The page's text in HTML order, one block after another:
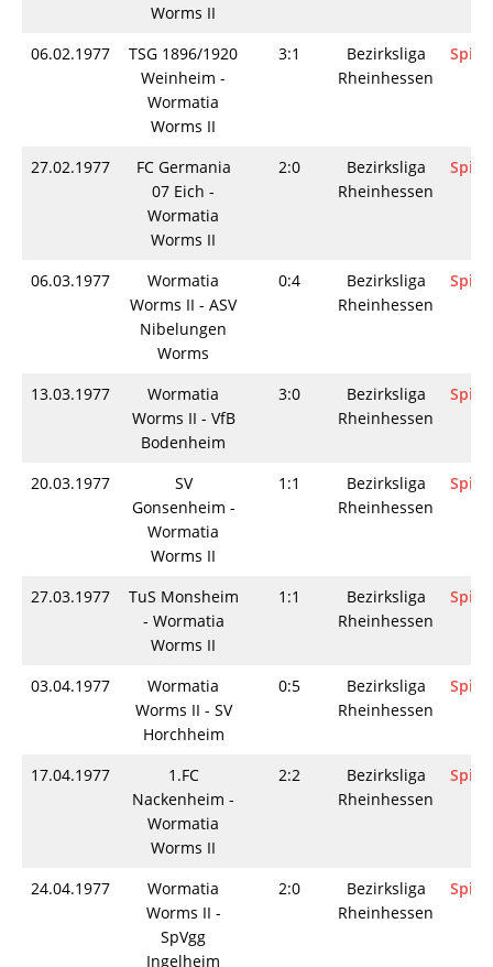
Worms II
06.02.1977
TSG 1896/1920
Weinheim -
Wormatia
Worms II
3:1
Bezirksliga
Rheinhessen
27.02.1977
FC Germania
07 Eich -
Wormatia
Worms II
2:0
Bezirksliga
Rheinhessen
06.03.1977
Wormatia
Worms II - ASV
Nibelungen
Worms
0:4
Bezirksliga
Rheinhessen
13.03.1977
Wormatia
Worms II - VfB
Bodenheim
3:0
Bezirksliga
Rheinhessen
20.03.1977
SV
Gonsenheim -
Wormatia
Worms II
1:1
Bezirksliga
Rheinhessen
27.03.1977
TuS Monsheim
- Wormatia
Worms II
1:1
Bezirksliga
Rheinhessen
03.04.1977
Wormatia
Worms II - SV
Horchheim
0:5
Bezirksliga
Rheinhessen
17.04.1977
1.FC
Nackenheim -
Wormatia
Worms II
2:2
Bezirksliga
Rheinhessen
24.04.1977
Wormatia
Worms II -
SpVgg
Ingelheim
2:0
Bezirksliga
Rheinhessen